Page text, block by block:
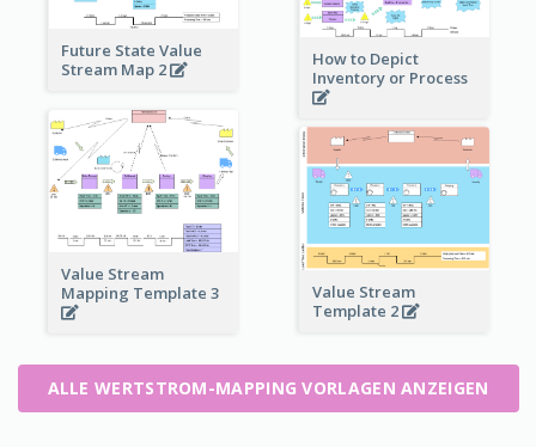
Future State Value
Stream Map 2
How to Depict
Inventory or Process
Value Stream
Mapping Template 3
Value Stream
Template 2
ALLE WERTSTROM-MAPPING VORLAGEN ANZEIGEN